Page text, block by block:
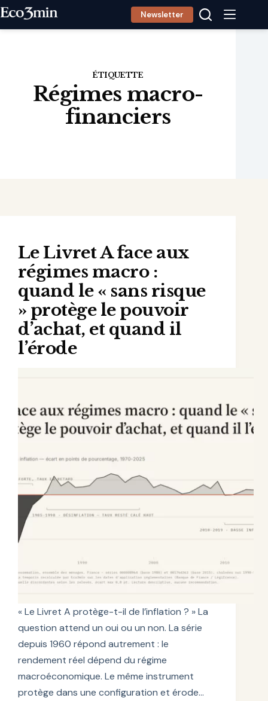
Passer
Newsletter
ÉTIQUETTE
Régimes macro-
financiers
Le Livret A face aux
régimes macro :
quand le « sans risque
» protège le pouvoir
d’achat, et quand il
l’érode
« Le Livret A protège-t-il de l’inflation ? » La
question attend un oui ou un non. La série
depuis 1960 répond autrement : le
rendement réel dépend du régime
macroéconomique. Le même instrument
protège dans une configuration et érode…